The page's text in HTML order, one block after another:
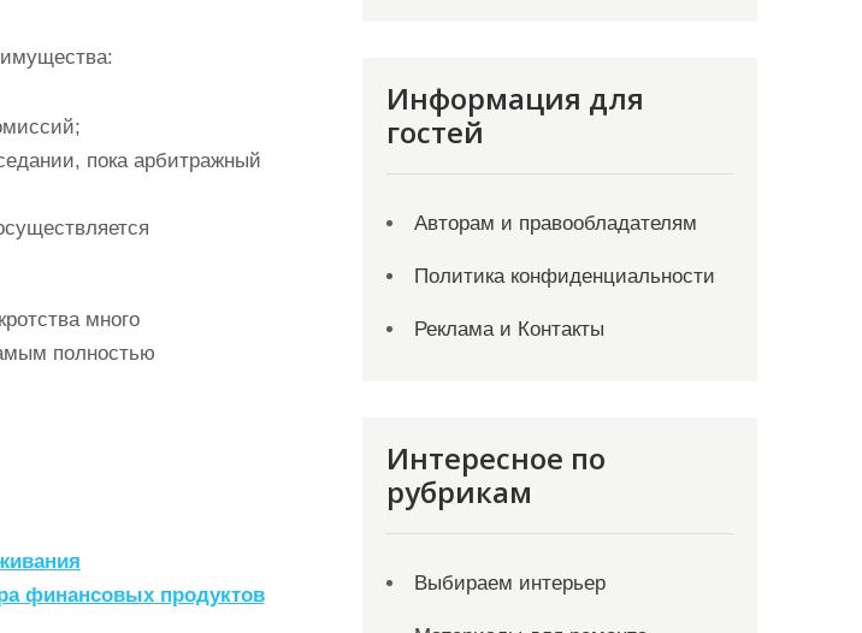
пока арбитражный
много
полностью
финансовых продуктов
Информация для
гостей
Авторам и правообладателям
Политика конфиденциальности
Реклама и Контакты
Интересное по
рубрикам
Выбираем интерьер